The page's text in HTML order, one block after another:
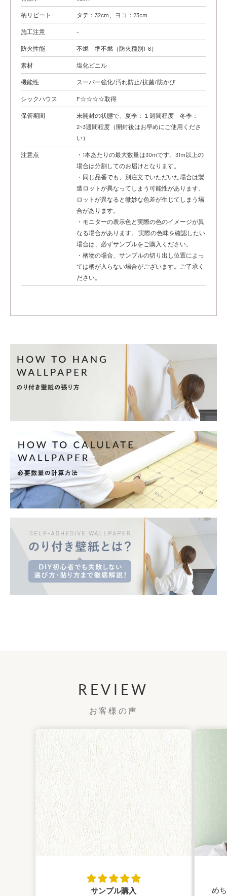
柄リピート タテ：32cm、ヨコ：23cm
施工注意 -
防火性能 不燃 準不燃（防火種別1-6）
素材 塩化ビニル
機能性 スーパー強化/汚れ防止/抗菌/防かび
シックハウス F☆☆☆☆取得
保管期間
未開封の状態で、夏季：１週間程度 冬季：
2~3週間程度（開封後はお早めにご使用くださ
い）
注意点
・1本あたりの最大数量は30mです。31m以上の
場合は分割してのお届けとなります。
・同じ品番でも、別注文でいただいた場合は製
造ロットが異なってしまう可能性があります。
ロットが異なると微妙な色差が生じてしまう場
合があります。
・モニターの表示色と実際の色のイメージが異
なる場合があります。 実際の色味を確認したい
場合は、必ずサンプルをご購入ください。
・柄物の場合、サンプルの切り出し位置によっ
ては柄が入らない場合がございます。ご了承く
ださい。
REVIEW
お客様の声
サンプル購入
め